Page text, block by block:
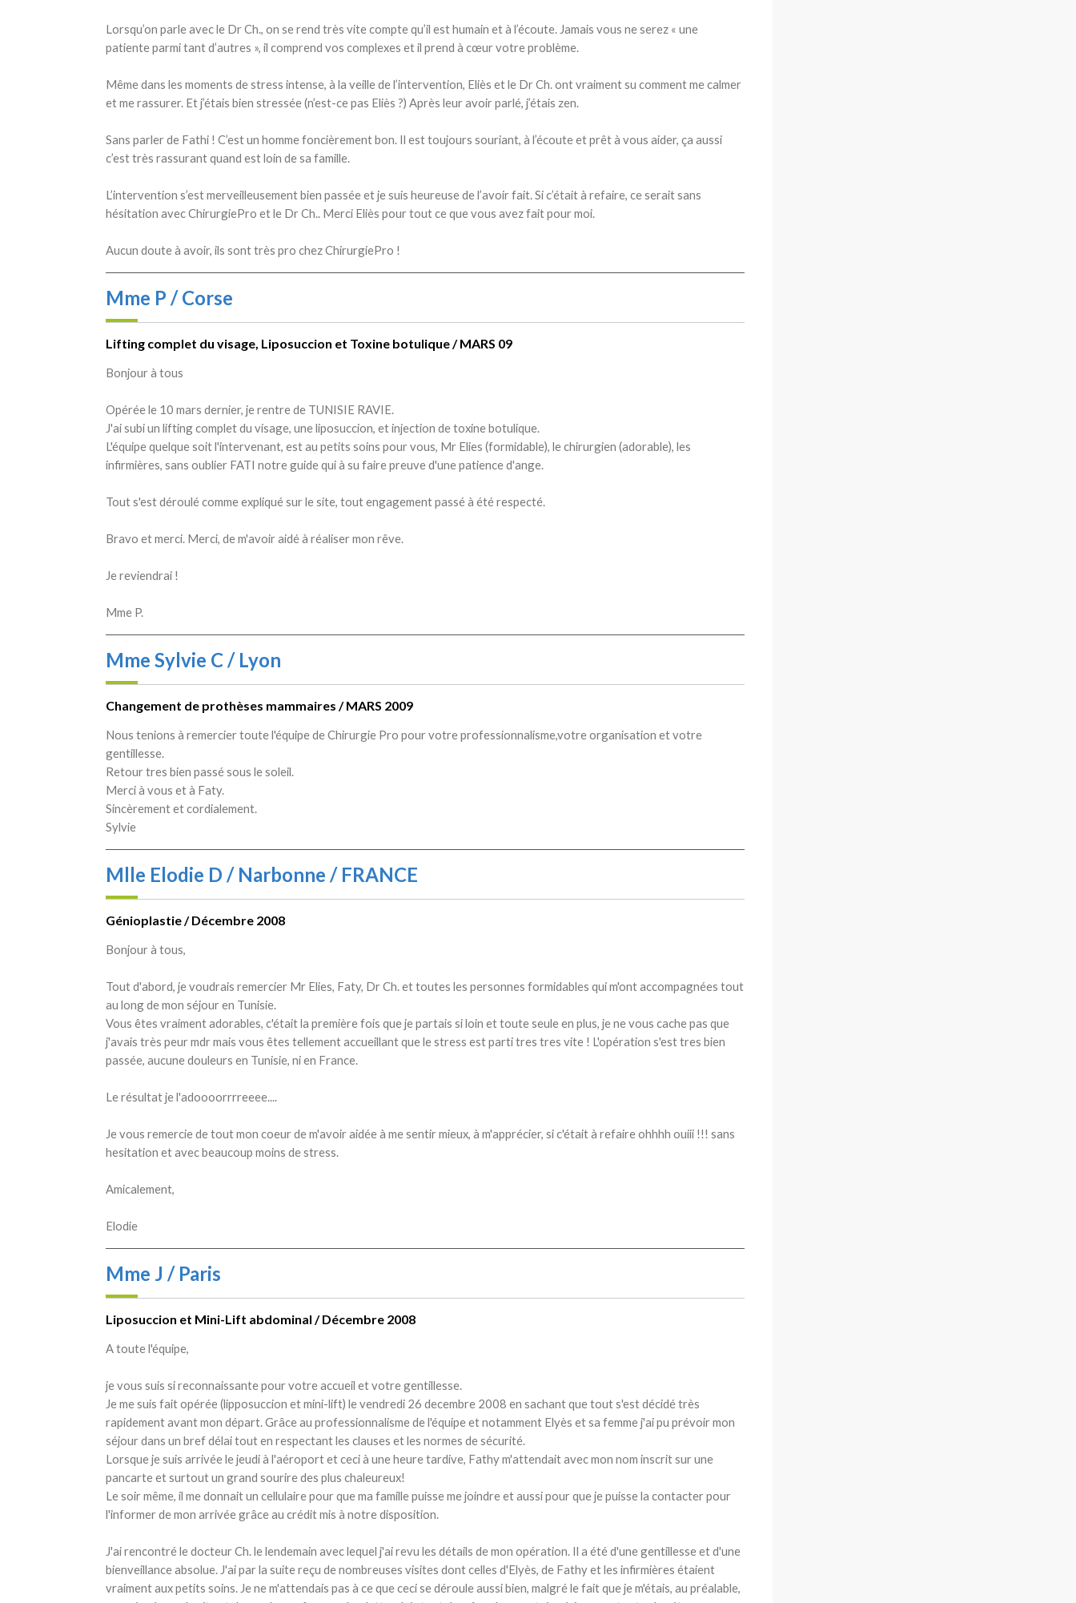
Lorsqu’on parle avec le Dr Ch., on se rend très vite compte qu’il est humain et à l’écoute. Jamais vous ne serez « une
patiente parmi tant d’autres », il comprend vos complexes et il prend à cœur votre problème.
Même dans les moments de stress intense, à la veille de l’intervention, Eliès et le Dr Ch. ont vraiment su comment me calmer
et me rassurer. Et j’étais bien stressée (n’est-ce pas Eliès ?) Après leur avoir parlé, j’étais zen.
Sans parler de Fathi ! C’est un homme foncièrement bon. Il est toujours souriant, à l’écoute et prêt à vous aider, ça aussi
c’est très rassurant quand est loin de sa famille.
L’intervention s’est merveilleusement bien passée et je suis heureuse de l’avoir fait. Si c’était à refaire, ce serait sans
hésitation avec ChirurgiePro et le Dr Ch.. Merci Eliès pour tout ce que vous avez fait pour moi.
Aucun doute à avoir, ils sont très pro chez ChirurgiePro !
Mme P / Corse
Lifting complet du visage, Liposuccion et Toxine botulique / MARS 09
Bonjour à tous
Opérée le 10 mars dernier, je rentre de TUNISIE RAVIE.
J'ai subi un lifting complet du visage, une liposuccion, et injection de toxine botulique.
L'équipe quelque soit l'intervenant, est au petits soins pour vous, Mr Elies (formidable), le chirurgien (adorable), les
infirmières, sans oublier FATI notre guide qui à su faire preuve d'une patience d'ange.
Tout s'est déroulé comme expliqué sur le site, tout engagement passé à été respecté.
Bravo et merci. Merci, de m'avoir aidé à réaliser mon rêve.
Je reviendrai !
Mme P.
Mme Sylvie C / Lyon
Changement de prothèses mammaires / MARS 2009
Nous tenions à remercier toute l'équipe de Chirurgie Pro pour votre professionnalisme,votre organisation et votre
gentillesse.
Retour tres bien passé sous le soleil.
Merci à vous et à Faty.
Sincèrement et cordialement.
Sylvie
Mlle Elodie D / Narbonne / FRANCE
Génioplastie / Décembre 2008
Bonjour à tous,
Tout d'abord, je voudrais remercier Mr Elies, Faty, Dr Ch. et toutes les personnes formidables qui m'ont accompagnées tout
au long de mon séjour en Tunisie.
Vous êtes vraiment adorables, c'était la première fois que je partais si loin et toute seule en plus, je ne vous cache pas que
j'avais très peur mdr mais vous êtes tellement accueillant que le stress est parti tres tres vite ! L'opération s'est tres bien
passée, aucune douleurs en Tunisie, ni en France.
Le résultat je l'adoooorrrreeee....
Je vous remercie de tout mon coeur de m'avoir aidée à me sentir mieux, à m'apprécier, si c'était à refaire ohhhh ouiii !!! sans
hesitation et avec beaucoup moins de stress.
Amicalement,
Elodie
Mme J / Paris
Liposuccion et Mini-Lift abdominal / Décembre 2008
A toute l'équipe,
je vous suis si reconnaissante pour votre accueil et votre gentillesse.
Je me suis fait opérée (lipposuccion et mini-lift) le vendredi 26 decembre 2008 en sachant que tout s'est décidé très
rapidement avant mon départ. Grâce au professionnalisme de l'équipe et notamment Elyès et sa femme j'ai pu prévoir mon
séjour dans un bref délai tout en respectant les clauses et les normes de sécurité.
Lorsque je suis arrivée le jeudi à l'aéroport et ceci à une heure tardive, Fathy m'attendait avec mon nom inscrit sur une
pancarte et surtout un grand sourire des plus chaleureux!
Le soir même, il me donnait un cellulaire pour que ma famille puisse me joindre et aussi pour que je puisse la contacter pour
l'informer de mon arrivée grâce au crédit mis à notre disposition.
J'ai rencontré le docteur Ch. le lendemain avec lequel j'ai revu les détails de mon opération. Il a été d'une gentillesse et d'une
bienveillance absolue. J'ai par la suite reçu de nombreuses visites dont celles d'Elyès, de Fathy et les infirmières étaient
vraiment aux petits soins. Je ne m'attendais pas à ce que ceci se déroule aussi bien, malgré le fait que je m'étais, au préalable,